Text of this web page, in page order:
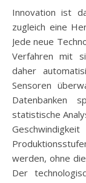
Innovation ist
zugleich eine
Jede neue
Verfahren mit
daher
Sensoren
Datenbanken
statistische
werden, ohne
Der